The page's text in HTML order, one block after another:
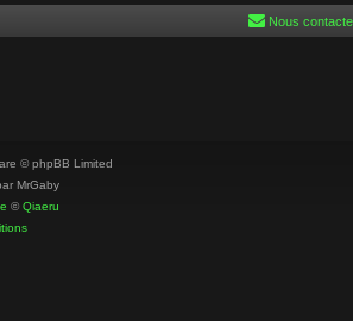
Nous
© phpBB Limited
MrGaby
©Qiaeru